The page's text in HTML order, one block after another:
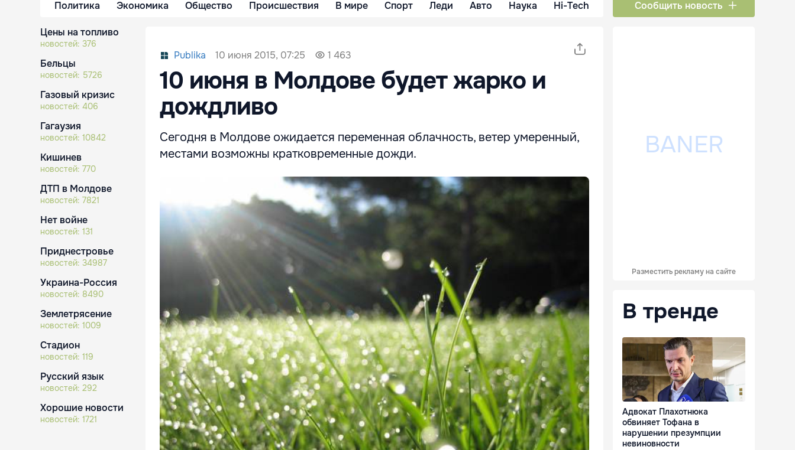
Политика Экономика Общество Происшествия В мире Спорт Леди Авто Наука Hi-Tech Сообщить новость
Цены на топливо
новостей: 376
Бельцы
новостей: 5726
Газовый кризис
новостей: 406
Гагаузия
новостей: 10842
Кишинев
новостей: 770
ДТП в Молдове
новостей: 7821
Нет войне
новостей: 131
Приднестровье
новостей: 34987
Украина-Россия
новостей: 8490
Землетрясение
новостей: 1009
Стадион
новостей: 119
Русский язык
новостей: 292
Хорошие новости
новостей: 1721
Publika 10 июня 2015, 07:25 1 463
10 июня в Молдове будет жарко и
дождливо
Сегодня в Молдове ожидается переменная облачность, ветер умеренный,
местами возможны кратковременные дожди.
Разместить рекламу на сайте
В тренде
Адвокат Плахотнюка
обвиняет Тофана в
нарушении презумпции
невиновности